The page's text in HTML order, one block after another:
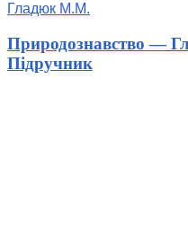
Гладюк М.М.
Природознавство —
Підручник